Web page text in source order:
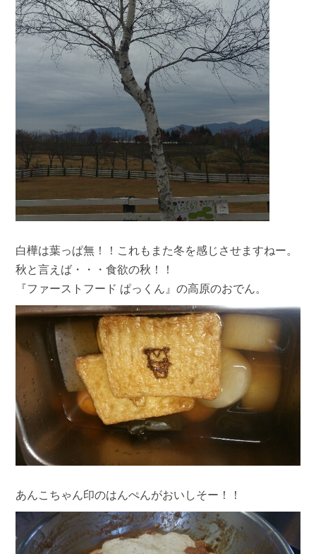
白樺は葉っぱ無！！これもまた冬を感じさせますねー。
秋と言えば・・・食欲の秋！！
『ファーストフード ぱっくん』の高原のおでん。
あんこちゃん印のはんぺんがおいしそー！！